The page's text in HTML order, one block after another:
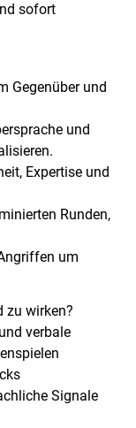
sofort
Gegenüber und
und
Expertise und
Runden,
um
zu wirken?
verbale
Signale